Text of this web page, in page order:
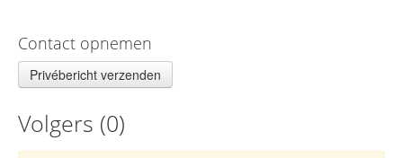
Contact opnemen
Privébericht verzenden
Volgers (0)